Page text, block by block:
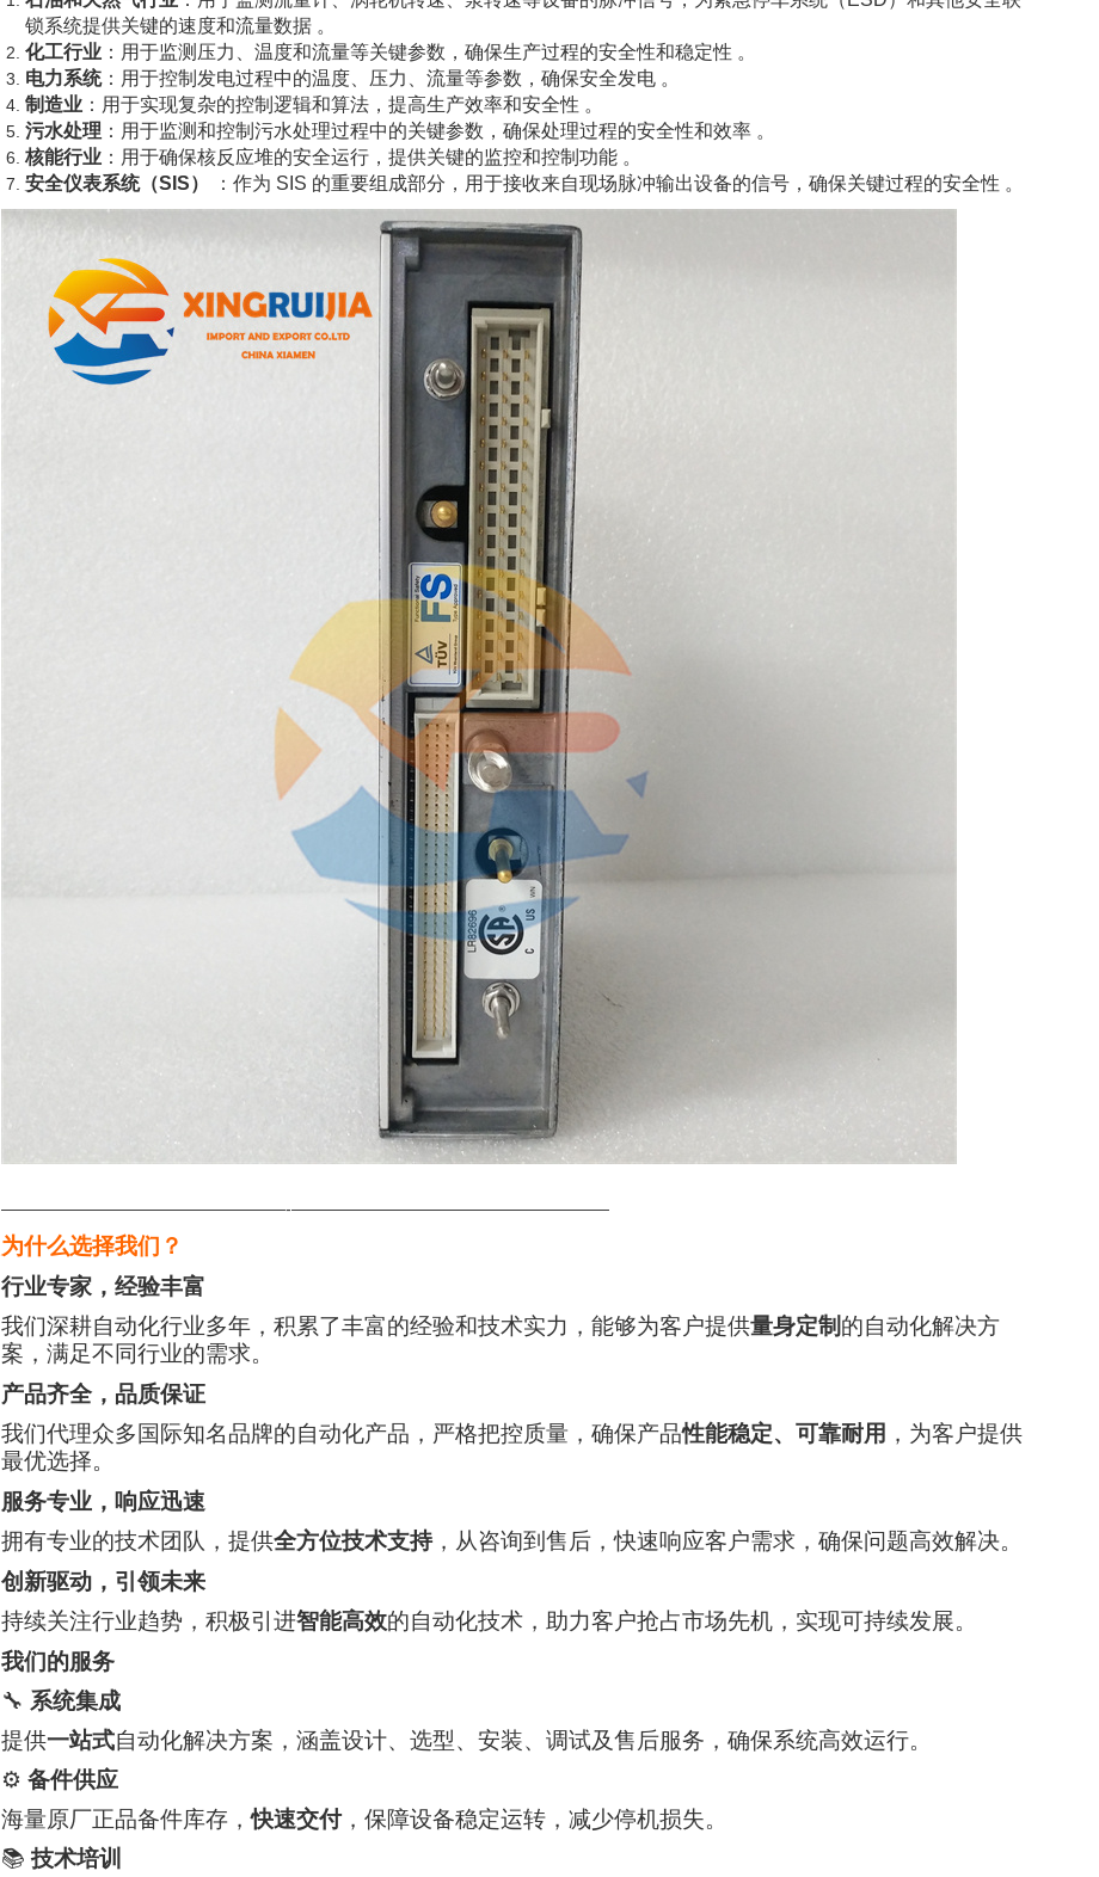
锁系统提供关键的速度和流量数据 。
化工行业 ：用于监测压力、温度和流量等关键参数，确保生产过程的安全性和稳定性 。
电力系统：用于控制发电过程中的温度、压力、流量等参数，确保安全发电 。
制造业 ：用于实现复杂的控制逻辑和算法，提高生产效率和安全性 。
污水处理 ：用于监测和控制污水处理过程中的关键参数，确保处理过程的安全性和效率 。
核能行业 ：用于确保核反应堆的安全运行，提供关键的监控和控制功能 。
安全仪表系统（SIS）
：作为 SIS 的重要组成部分，用于接收来自现场脉冲输出设备的信号，确保关键过程的安全性 。
—————————————————-———————————————————
为什么选择我们？
行业专家，经验丰富
我们深耕自动化行业多年，积累了丰富的经验和技术实力，能够为客户提供量身定制 的自动化解决方
案，满足不同行业的需求。
产品齐全，品质保证
我们代理众多国际知名品牌的自动化产品，严格把控质量，确保产品性能稳定、可靠耐用 ，为客户提供
最优选择。
服务专业，响应迅速
拥有专业的技术团队，提供全方位技术支持，从咨询到售后，快速响应客户需求，确保问题高效解决。
创新驱动，引领未来
持续关注行业趋势，积极引进智能高效的自动化技术，助力客户抢占市场先机，实现可持续发展。
我们的服务
🔧 系统集成
提供一站式自动化解决方案，涵盖设计、选型、安装、调试及售后服务，确保系统高效运行。
⚙️ 备件供应
海量原厂正品备件库存，快速交付，保障设备稳定运转，减少停机损失。
📚技术培训